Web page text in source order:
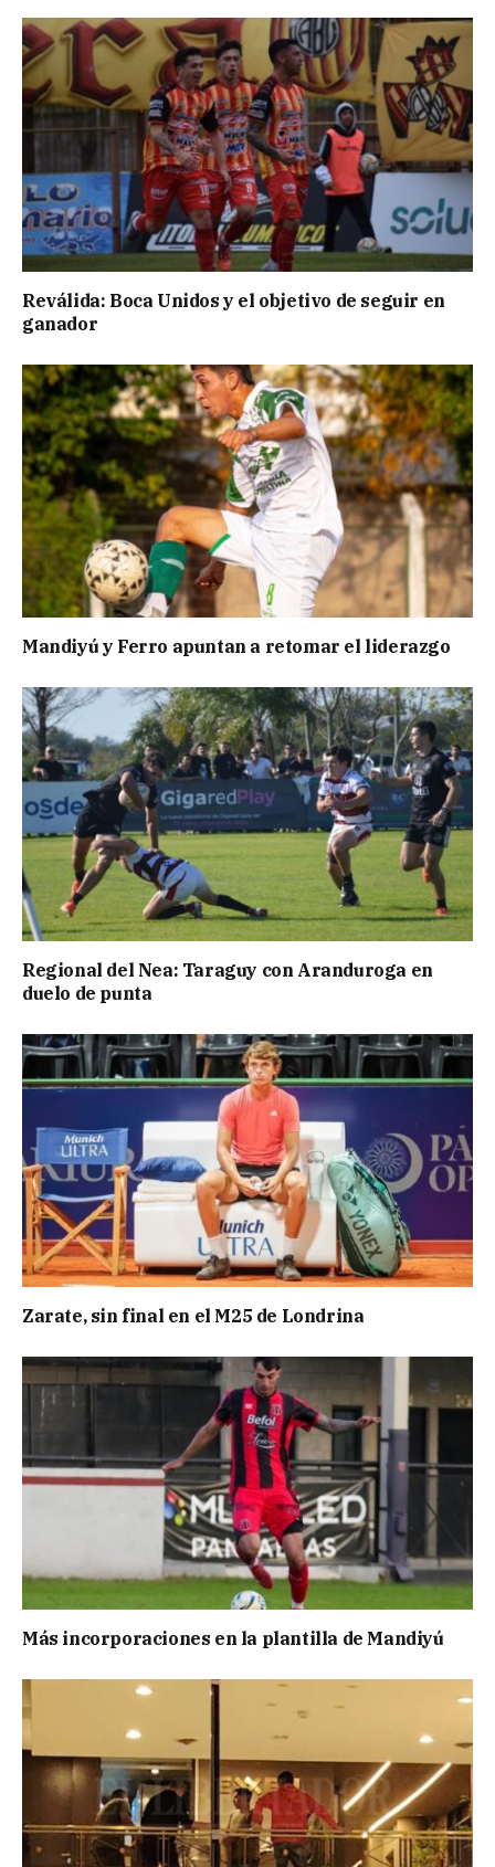
Reválida: Boca Unidos y el objetivo de seguir en
ganador
Mandiyú y Ferro apuntan a retomar el liderazgo
Regional del Nea: Taraguy con Aranduroga en
duelo de punta
Zarate, sin final en el M25 de Londrina
Más incorporaciones en la plantilla de Mandiyú